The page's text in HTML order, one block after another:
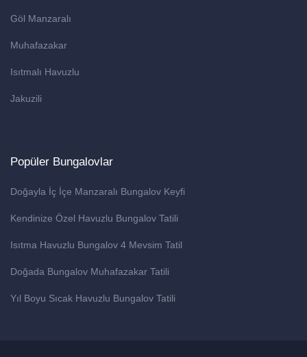
Göl Manzaralı
Muhafazakar
Isıtmalı Havuzlu
Jakuzili
Popüler Bungalovlar
Doğayla İç İçe Manzaralı Bungalov Keyfi
Kendinize Özel Havuzlu Bungalov Tatili
Isıtma Havuzlu Bungalov 4 Mevsim Tatil
Doğada Bungalov Muhafazakar Tatili
Yıl Boyu Sıcak Havuzlu Bungalov Tatili